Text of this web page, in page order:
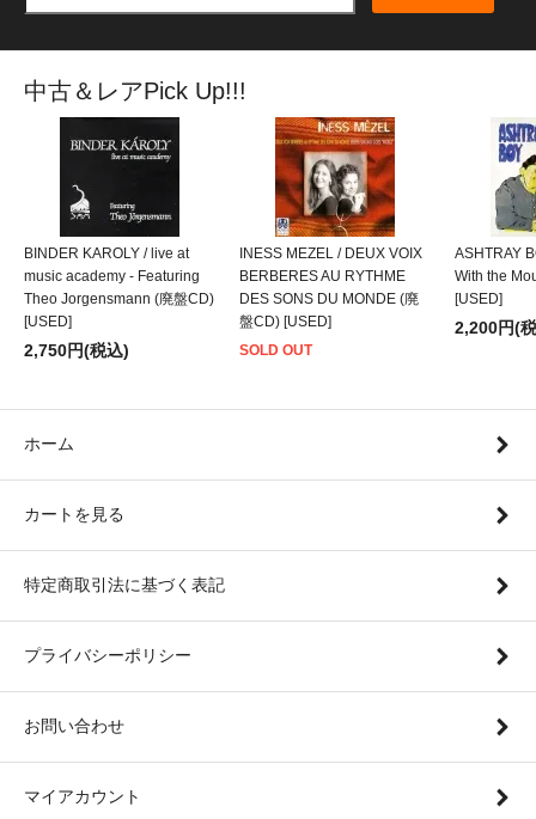
中古＆レアPick Up!!!
BINDER KAROLY / live at
music academy - Featuring
Theo Jorgensmann (廃盤CD)
[USED]
2,750円(税込)
INESS MEZEL / DEUX VOIX
BERBERES AU RYTHME
DES SONS DU MONDE (廃
盤CD) [USED]
SOLD OUT
ASHTRAY
With the
[USED]
2,200円(
ホーム
カートを見る
特定商取引法に基づく表記
プライバシーポリシー
お問い合わせ
マイアカウント